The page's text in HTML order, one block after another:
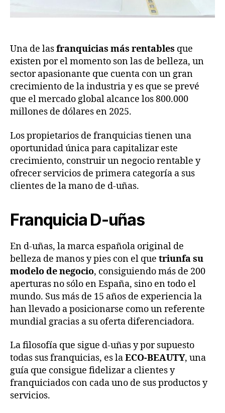
Una de lasfranquicias más rentables que
existen por el momento son las de belleza, un
sector apasionante que cuenta con un gran
crecimiento de la industria y es que se prevé
que el mercado global alcance los 800.000
millones de dólares en 2025.
Los propietarios de franquicias tienen una
oportunidad única para capitalizar este
crecimiento, construir un negocio rentable y
ofrecer servicios de primera categoría a sus
clientes de la mano de d-uñas.
Franquicia D-uñas
En d-uñas, la marca española original de
belleza de manos y pies con el que triunfa su
modelo de negocio, consiguiendo más de 200
aperturas no sólo en España, sino en todo el
mundo. Sus más de 15 años de experiencia la
han llevado a posicionarse como un referente
mundial gracias a su oferta diferenciadora.
La filosofía que sigue d-uñas y por supuesto
todas sus franquicias, es laECO-BEAUTY, una
guía que consigue fidelizar a clientes y
franquiciados con cada uno de sus productos y
servicios.